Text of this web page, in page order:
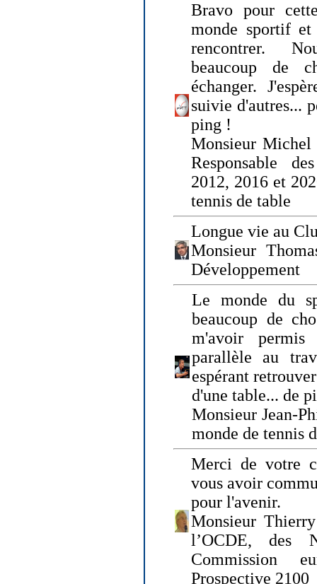
Bravo pour
monde sportif
rencontrer.
beaucoup de
échanger.
suivie d'autres...
ping !
Monsieur
Responsable
2012, 2016 et
tennis de table
Longue vie au
Monsieur
Développement
Le monde du
beaucoup de
m'avoir
parallèle au
espérant
d'une table... de
Monsieur Jean-
monde de tennis
Merci de votre
vous avoir
pour l'avenir.
Monsieur
l’OCDE, des
Commission
Prospective 2100